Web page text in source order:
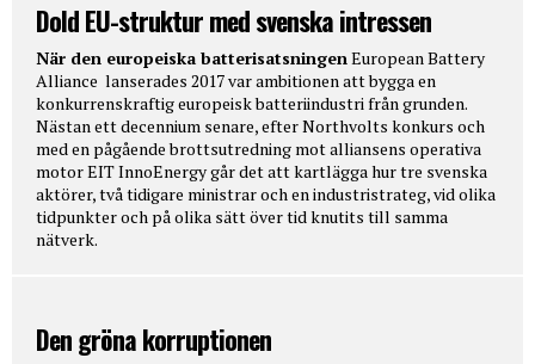
Dold EU-struktur med svenska intressen
När den europeiska batterisatsningenEuropean Battery
Alliance lanserades 2017 var ambitionen att bygga en
konkurrenskraftig europeisk batteriindustri från grunden.
Nästan ett decennium senare, efter Northvolts konkurs och
med en pågående brottsutredning mot alliansens operativa
motor EIT InnoEnergy går det att kartlägga hur tre svenska
aktörer, två tidigare ministrar och en industristrateg, vid olika
tidpunkter och på olika sätt över tid knutits till samma
nätverk.
Den gröna korruptionen